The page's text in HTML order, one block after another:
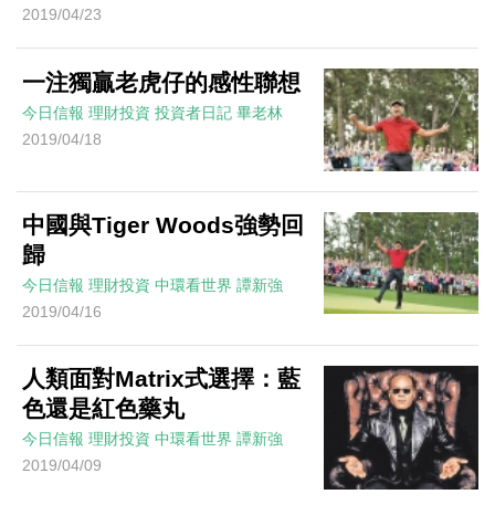
2019/04/23
一注獨贏老虎仔的感性聯想
今日信報 理財投資 投資者日記 畢老林
2019/04/18
中國與Tiger Woods強勢回
歸
今日信報 理財投資 中環看世界 譚新強
2019/04/16
人類面對Matrix式選擇：藍
色還是紅色藥丸
今日信報 理財投資 中環看世界 譚新強
2019/04/09